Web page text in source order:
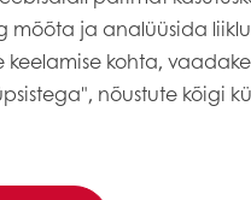
otsib 69% uue asja
on see
ja analüüsida
keelamise kohta,
nõustute kõigi